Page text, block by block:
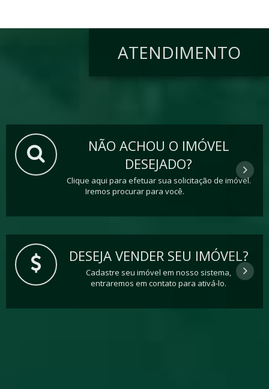
ATENDIMENTO
NÃO ACHOU O IMÓVEL
DESEJADO?
Clique aqui para efetuar sua solicitação de imóvel.
Iremos procurar para você.
DESEJA VENDER SEU IMÓVEL?
Cadastre seu imóvel em nosso sistema,
entraremos em contato para ativá-lo.